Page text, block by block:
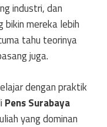
industri, dan
bikin mereka lebih
tahu teorinya
juga.
dengan praktik
Pens Surabaya
yang dominan